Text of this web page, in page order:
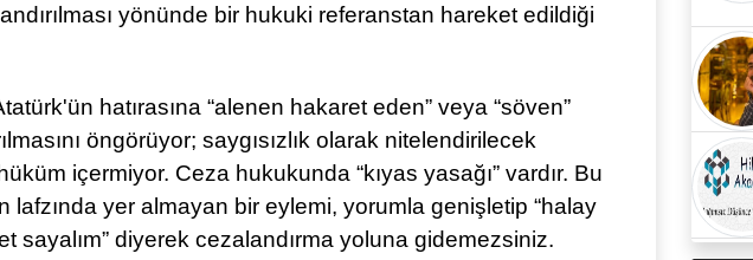
yönünde bir hukuki referanstan hareket edildiği
hatırasına “alenen hakaret eden” veya “söven”
öngörüyor; saygısızlık olarak nitelendirilecek
içermiyor. Ceza hukukunda “kıyas yasağı” vardır. Bu
lafzında yer almayan bir eylemi, yorumla genişletip “halay
sayalım” diyerek cezalandırma yoluna gidemezsiniz.